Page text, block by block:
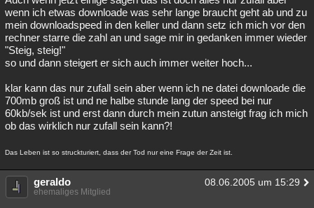
wenn ich etwas downloade was sehr lange braucht geht ab und zu
mein downloadspeed in den keller und dann setz ich mich vor den
rechner starre die zahl an und sage mir in gedanken immer wieder
"Steig, steig!"
so und dann steigert er sich auch immer weiter hoch...
klar kann das nur zufall sein aber wenn ich ne datei downloade die
700mb groß ist und ne halbe stunde lang der speed bei nur
60kb/sek ist und erst dann durch mein zutun ansteigt frag ich mich
ob das wirklich nur zufall sein kann?!
Das Leben ist so struckturiert, dass der Tod nur eine Frage der Zeit ist.
geraldo 08.06.2005 um 15:29
ehemaliges Mitglied